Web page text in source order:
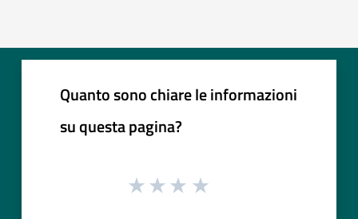
Quanto sono chiare le informazioni
su questa pagina?